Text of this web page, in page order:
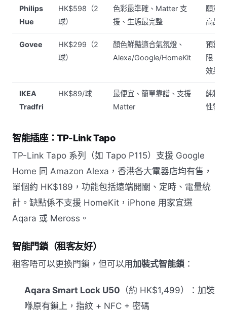
Philips
Hue
HK$598（2
球）
色彩最準確、Matter 支
援、生態最完整
願意
高品質
Govee
HK$299（2
球）
顏色鮮豔適合氣氛燈、
Alexa/Google/HomeKit
預算有
限、
效果
IKEA
Tradfri
HK$89/球
最便宜、簡單靠譜、支援
Matter
純粹
性需求
智能插座：TP-Link Tapo
TP-Link Tapo 系列（如 Tapo P115）支援 Google
Home 同 Amazon Alexa，香港各大電器店均有售，
單個約 HK$189，功能包括遠端開關、定時、電量統
計。缺點係不支援 HomeKit，iPhone 用家宜選
Aqara 或 Meross。
智能門鎖（租客友好）
租客唔可以更換門鎖，但可以用加裝式智能鎖 ：
Aqara Smart Lock U50 （約 HK$1,499）：加裝
喺原有鎖上，指紋 + NFC + 密碼